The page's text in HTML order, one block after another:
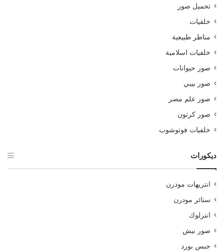
تحميل صور
خلفيات
مناظر طبيعية
خلفيات اسلامية
صور حيوانات
صور بيبي
صور علم مصر
صور كرتون
خلفيات فوتوشوب
ديكورات
انتريهات مودرن
ستائر مودرن
انترلوك
صور نيش
جبس بورد